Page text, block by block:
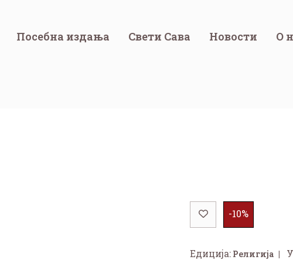
Посебна издања Свети Сава Новости О
-10%
Едиција: Религија